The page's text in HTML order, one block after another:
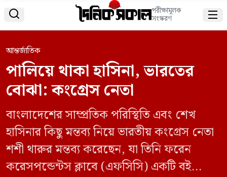
 পরীক্ষামূলক
সংস্করণ 
আন্তর্জাতিক
পালিয়ে থাকা হাসিনা, ভারতের
বোঝা: কংগ্রেস নেতা
বাংলাদেশের সাম্প্রতিক পরিস্থিতি এবং শেখ
হাসিনার কিছু মন্তব্য নিয়ে ভারতীয় কংগ্রেস নেতা
শশী থারুর মন্তব্য করেছেন, যা তিনি ফরেন
করেসপন্ডেন্টস ক্লাবে (এফসিসি) একটি বই